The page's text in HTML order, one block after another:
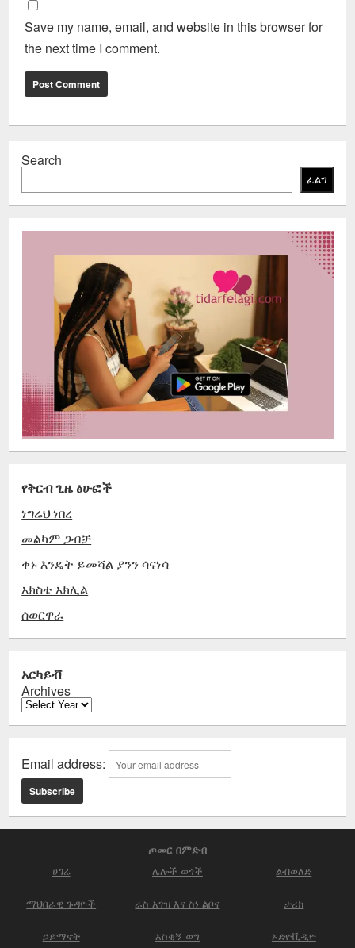
Save my name, email, and website in this browser for
the next time I comment.
Search
ፈልግ
የቅርብ ጊዜ ፅሁፎች
ነግሬህ ነበረ
መልካም ጋብቻ
ቀኑ እንዴት ይመሻል ያንን ሳናነሳ
አክስቴ አክሊል
ሰወርዋራ
አርካይቭ
Archives
Email address:
ጦመር በምድብ
ሀገሬ ሌሎች ወጎች ልብወለድ
ማህበራዊ ጉዳዮች ራስ አገዝ እና ስነ ልቦና ታሪክ
ኃይማኖት አስቂኝ ወግ ኦድዮቪዲዮ